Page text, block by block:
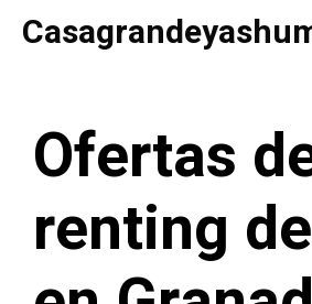
Saltar
Ofertas
renting